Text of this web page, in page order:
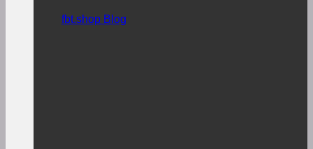
fbt.shop Blog